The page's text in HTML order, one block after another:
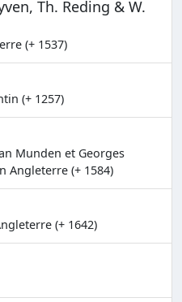
Th. Reding & W.
(+ 1537)
(+ 1257)
Munden et Georges
Angleterre (+ 1584)
(+ 1642)